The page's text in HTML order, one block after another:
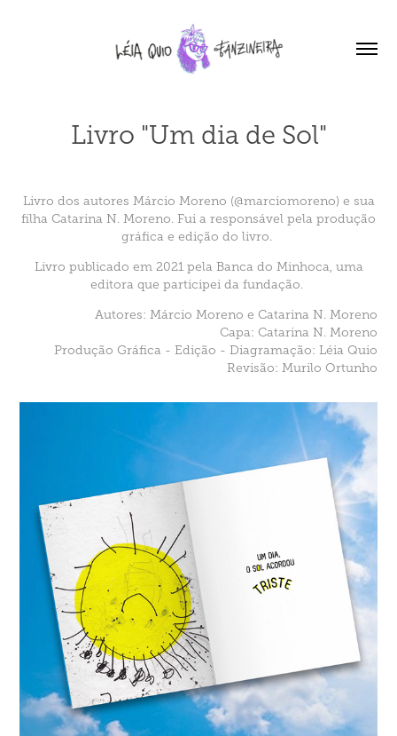
Livro "Um dia de Sol"
Livro dos autores Márcio Moreno (@marciomoreno) e sua
filha Catarina N. Moreno. Fui a responsável pela produção
gráfica e edição do livro.
Livro publicado em 2021 pela Banca do Minhoca, uma
editora que participei da fundação.
Autores: Márcio Moreno e Catarina N. Moreno
Capa: Catarina N. Moreno
Produção Gráfica - Edição - Diagramação: Léia Quio
Revisão: Murilo Ortunho